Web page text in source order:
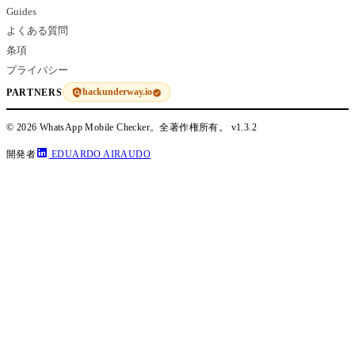
Guides
よくある質問
条項
プライバシー
PARTNERS hackunderway.io
© 2026 WhatsApp Mobile Checker。全著作権所有。 v1.3.2
開発者 EDUARDO AIRAUDO